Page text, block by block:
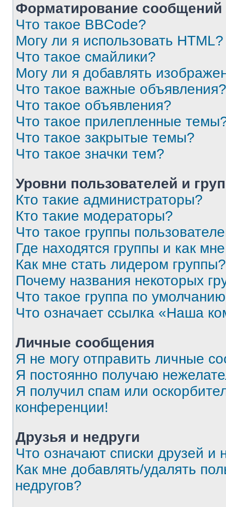
Форматирование
Что такое BBCode?
Могу ли я использовать HTML?
Что такое смайлики?
Могу ли я добавлять
Что такое важные объявления?
Что такое объявления?
Что такое прилепленные
Что такое закрытые темы?
Что такое значки тем?
Уровни пользователей и
Кто такие администраторы?
Кто такие модераторы?
Что такое группы
Где находятся группы и как
Как мне стать лидером группы?
Почему названия некоторых
Что такое группа по
Что означает ссылка «Наша
Личные сообщения
Я не могу отправить личные
Я постоянно получаю
Я получил спам или
конференции!
Друзья и недруги
Что означают списки друзей и
Как мне добавлять/удалять
недругов?